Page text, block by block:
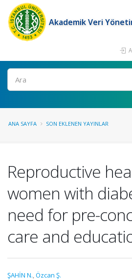
Akademik Veri
Ara
ANA SAYFA SON EKLENEN YAYINLAR
Reproductive
women with
need for pre-
care and
ŞAHİN N.,Özcan Ş.